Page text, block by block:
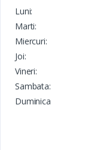
Luni:
Marti:
Miercuri:
Joi:
Vineri:
Sambata:
Duminica